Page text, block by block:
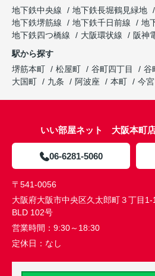
地下鉄中央線
地下鉄長堀鶴見緑地
地下鉄堺筋線
地下鉄千日前線
地
地下鉄四つ橋線
大阪環状線 阪神
駅から探す
堺筋本町
松屋町 谷町四丁目 谷
大国町
九条 阿波座 本町 今宮
いい部屋ネット 大阪本町
06-6281-5060
〒541-0056
大阪府大阪市中央区久太郎町３丁目
BLD 102号
営業時間： 9:30～18:30
定休日： なし